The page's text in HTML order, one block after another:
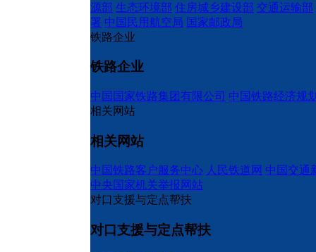
源部 生态环境部 住房城乡建设部 交通运输部
署 中国民用航空局 国家邮政局
铁路企业
铁路企业
中国国家铁路集团有限公司 中国铁路经济规
相关网站
相关网站
中国铁路客户服务中心 人民铁道网 中国交通
中央国家机关举报网站
对口支援与定点帮扶
对口支援与定点帮扶